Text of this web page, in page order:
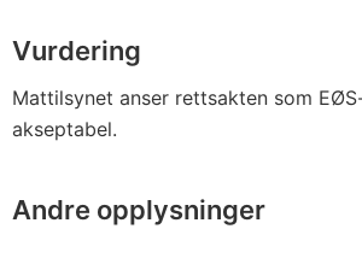
Vurdering
Mattilsynet anser rettsakten som
akseptabel.
Andre opplysninger